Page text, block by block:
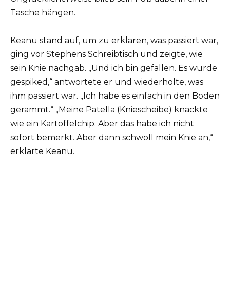
Tasche hängen.
Keanu stand auf, um zu erklären, was passiert war,
ging vor Stephens Schreibtisch und zeigte, wie
sein Knie nachgab. „Und ich bin gefallen. Es wurde
gespiked,“ antwortete er und wiederholte, was
ihm passiert war. „Ich habe es einfach in den Boden
gerammt.“ „Meine Patella (Kniescheibe) knackte
wie ein Kartoffelchip. Aber das habe ich nicht
sofort bemerkt. Aber dann schwoll mein Knie an,“
erklärte Keanu.